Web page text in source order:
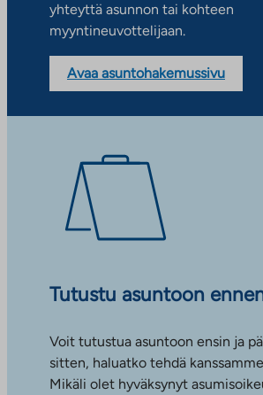
yhteyttä asunnon tai kohteen
myyntineuvottelijaan.
Avaa asuntohakemussivu
Tutustu asuntoon
Voit tutustua asuntoon ensin ja
sitten, haluatko tehdä
Mikäli olet hyväksynyt